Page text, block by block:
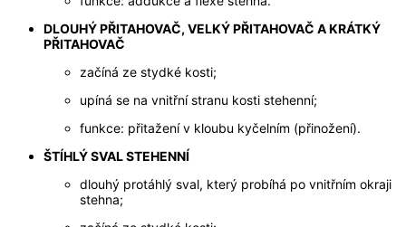
DLOUHÝ PŘITAHOVAČ, VELKÝ PŘITAHOVAČ A KRÁTKÝ
PŘITAHOVAČ
začíná ze stydké kosti;
upíná se na vnitřní stranu kosti stehenní;
funkce: přitažení v kloubu kyčelním (přinožení).
ŠTÍHLÝ SVAL STEHENNÍ
dlouhý protáhlý sval, který probíhá po vnitřním okraji
stehna;